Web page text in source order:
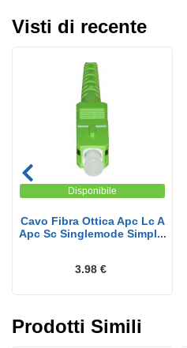
Visti di recente
Disponibile
Cavo Fibra Ottica Apc Lc A
Apc Sc Singlemode Simpl...
3.98 €
Prodotti Simili